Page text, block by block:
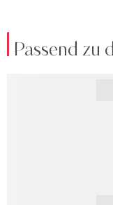
Passend zu